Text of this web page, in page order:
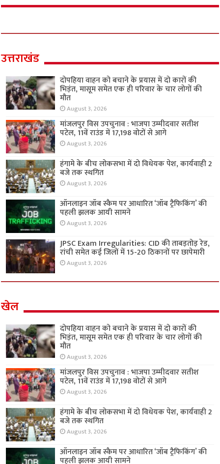
उत्तराखंड
दोपहिया वाहन को बचाने के प्रयास में दो कारों की
भिड़ंत, मासूम समेत एक ही परिवार के चार लोगों की
मौत
August 3, 2026
मांजलपुर विस उपचुनाव : भाजपा उम्मीदवार सतीश
पटेल, 11वें राउंड में 17,198 वोटों से आगे
August 3, 2026
हंगामे के बीच लोकसभा में दो विधेयक पेश, कार्यवाही 2
बजे तक स्थगित
August 3, 2026
ऑनलाइन जॉब स्कैम पर आधारित ‘जॉब ट्रैफिकिंग’ की
पहली झलक आयी सामने
August 3, 2026
JPSC Exam Irregularities: CID की ताबड़तोड़ रेड,
रांची समेत कई जिलों में 15-20 ठिकानों पर छापेमारी
August 3, 2026
खेल
दोपहिया वाहन को बचाने के प्रयास में दो कारों की
भिड़ंत, मासूम समेत एक ही परिवार के चार लोगों की
मौत
August 3, 2026
मांजलपुर विस उपचुनाव : भाजपा उम्मीदवार सतीश
पटेल, 11वें राउंड में 17,198 वोटों से आगे
August 3, 2026
हंगामे के बीच लोकसभा में दो विधेयक पेश, कार्यवाही 2
बजे तक स्थगित
August 3, 2026
ऑनलाइन जॉब स्कैम पर आधारित ‘जॉब ट्रैफिकिंग’ की
पहली झलक आयी सामने